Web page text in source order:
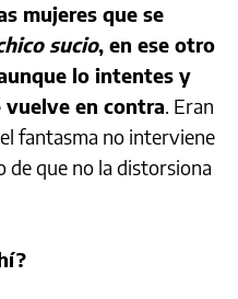
mujeres que se
sucio, en ese otro
lo intentes y
vuelve en contra. Eran
fantasma no interviene
que no la distorsiona